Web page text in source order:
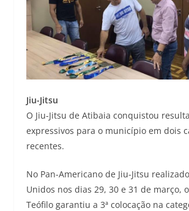
Jiu-Jitsu
O Jiu-Jitsu de Atibaia conquistou
expressivos para o município em dois
recentes.
No Pan-Americano de Jiu-Jitsu
Unidos nos dias 29, 30 e 31 de março,
Teófilo garantiu a 3ª colocação na